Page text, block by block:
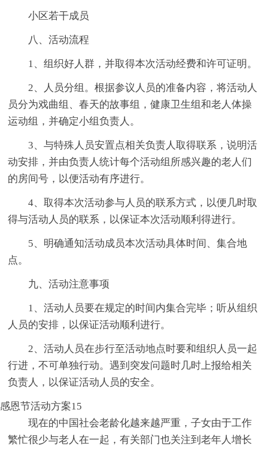
小区若干成员
八、活动流程
1、组织好人群，并取得本次活动经费和许可证明。
2、人员分组。根据参议人员的准备内容，将活动人
员分为戏曲组、春天的故事组，健康卫生组和老人体操
运动组，并确定小组负责人。
3、与特殊人员安置点相关负责人取得联系，说明活
动安排，并由负责人统计每个活动组所感兴趣的老人们
的房间号，以便活动有序进行。
4、取得本次活动参与人员的联系方式，以便几时取
得与活动人员的联系，以保证本次活动顺利得进行。
5、明确通知活动成员本次活动具体时间、集合地
点。
九、活动注意事项
1、活动人员要在规定的时间内集合完毕；听从组织
人员的安排，以保证活动顺利进行。
2、活动人员在步行至活动地点时要和组织人员一起
行进，不可单独行动。遇到突发问题时几时上报给相关
负责人，以保证活动人员的安全。
感恩节活动方案15
现在的中国社会老龄化越来越严重，子女由于工作
繁忙很少与老人在一起，有关部门也关注到老年人增长